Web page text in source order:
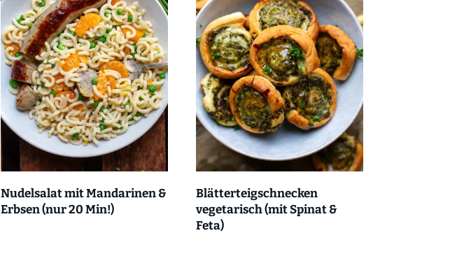
Nudelsalat mit Mandarinen &
Erbsen (nur 20 Min!)
Blätterteigschnecken
vegetarisch (mit Spinat &
Feta)